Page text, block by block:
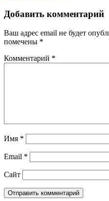
Добавить комментарий
Ваш адрес email не будет
помечены *
Комментарий *
Имя *
Email *
Сайт